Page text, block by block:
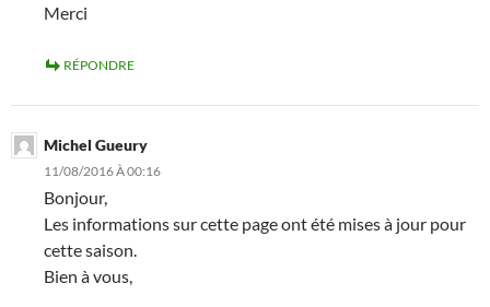
Merci
RÉPONDRE
Michel Gueury
11/08/2016 À 00:16
Bonjour,
Les informations sur cette page ont été mises à jour pour
cette saison.
Bien à vous,